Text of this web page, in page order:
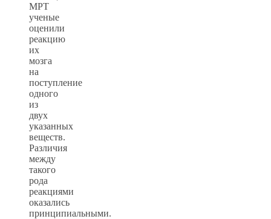
МРТ
ученые
оценили
реакцию
их
мозга
на
поступление
одного
из
двух
указанных
веществ.
Различия
между
такого
рода
реакциями
оказались
принципиальными.